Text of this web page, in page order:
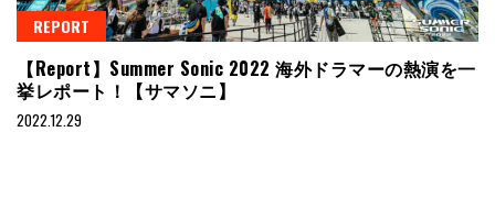
REPORT
【Report】Summer Sonic 2022 海外ドラマーの熱演を一
挙レポート！【サマソニ】
2022.12.29